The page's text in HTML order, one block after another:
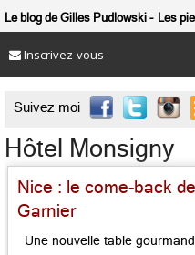
Le blog de Gilles Pudlowski Les
Inscrivez-vous
Suivez moi
Hôtel Monsigny
Nice : le come-back
Garnier
Une nouvelle table